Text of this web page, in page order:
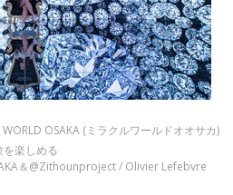
WORLD OSAKA (ミラクルワールドオオサカ)
楽しめる
＆@Zithounproject / Olivier Lefebvre